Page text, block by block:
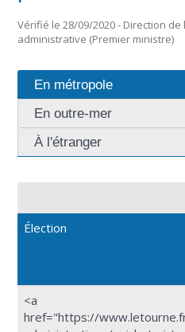
Vérifié le 28/09/2020 - Direction
administrative (Premier ministre)
En métropole
En outre-mer
À l'étranger
Élection
<a
href="https://